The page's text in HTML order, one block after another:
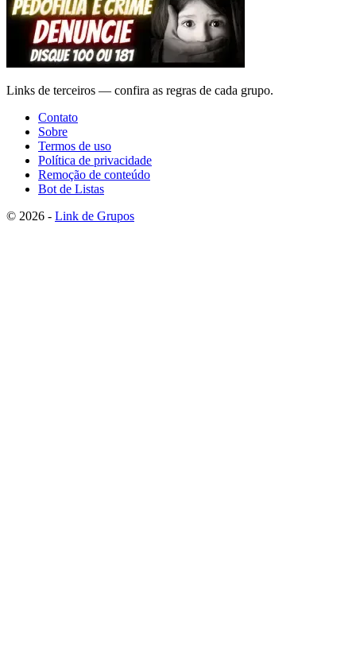
Links de terceiros — confira as regras de cada grupo.
Contato
Sobre
Termos de uso
Política de privacidade
Remoção de conteúdo
Bot de Listas
© 2026 - Link de Grupos